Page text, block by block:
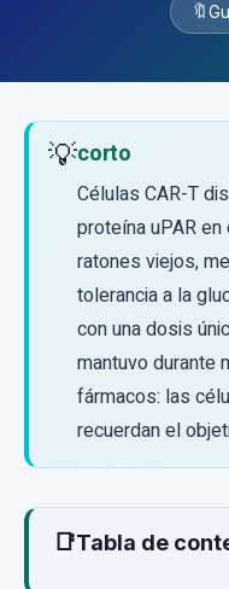
🔖
💡corto
Células CAR-T
proteína uPAR
ratones viejos,
tolerancia a la
con una dosis
mantuvo durante
fármacos: las
recuerdan el
📑Tabla de